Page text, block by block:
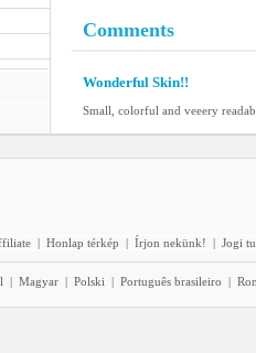
Comments
Wonderful Skin!!
Small, colorful and veeery
| Honlap térkép | Írjon nekünk! | Jogi
| Magyar | Polski | Português brasileiro |